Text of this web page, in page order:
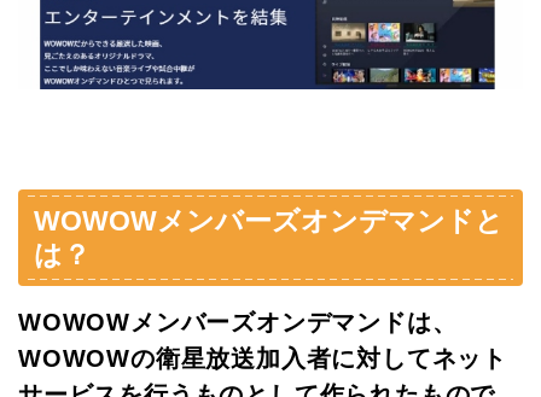
WOWOWメンバーズオンデマンドと
は？
WOWOWメンバーズオンデマンドは、
WOWOWの衛星放送加入者に対してネット